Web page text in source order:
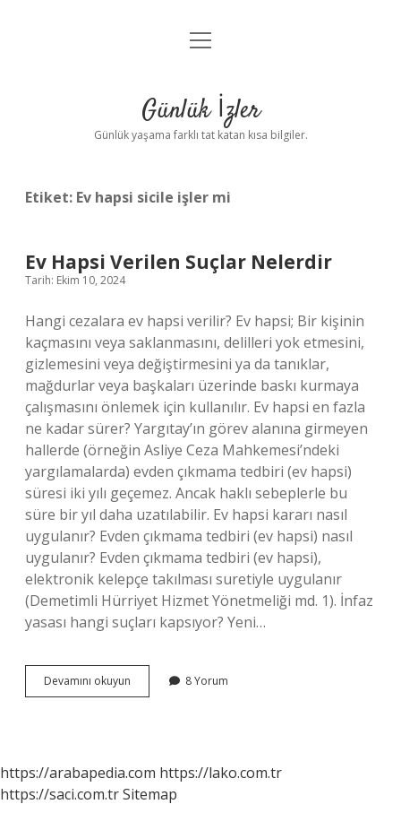
Anasayfa
Yasal Uyarı
menüyü
Günlük İzler
Günlük yaşama farklı tat katan kısa bilgiler.
Etiket: Ev hapsi sicile işler mi
Ev Hapsi Verilen Suçlar Nelerdir
Tarih: Ekim 10, 2024
Hangi cezalara ev hapsi verilir? Ev hapsi; Bir kişinin
kaçmasını veya saklanmasını, delilleri yok etmesini,
gizlemesini veya değiştirmesini ya da tanıklar,
mağdurlar veya başkaları üzerinde baskı kurmaya
çalışmasını önlemek için kullanılır. Ev hapsi en fazla
ne kadar sürer? Yargıtay’ın görev alanına girmeyen
hallerde (örneğin Asliye Ceza Mahkemesi’ndeki
yargılamalarda) evden çıkmama tedbiri (ev hapsi)
süresi iki yılı geçemez. Ancak haklı sebeplerle bu
süre bir yıl daha uzatılabilir. Ev hapsi kararı nasıl
uygulanır? Evden çıkmama tedbiri (ev hapsi) nasıl
uygulanır? Evden çıkmama tedbiri (ev hapsi),
elektronik kelepçe takılması suretiyle uygulanır
(Demetimli Hürriyet Hizmet Yönetmeliği md. 1). İnfaz
yasası hangi suçları kapsıyor? Yeni…
Devamını okuyun
Hapsi
8 Yorum
https://arabapedia.com https://lako.com.tr
https://saci.com.trSitemap